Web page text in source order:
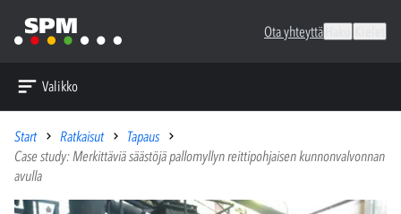
Ota yhteyttä
Valikko
Start Ratkaisut
Tapaus
Case study: Merkittäviä säästöjä pallomyllyn reittipohjaisen kunnonvalvonnan
avulla